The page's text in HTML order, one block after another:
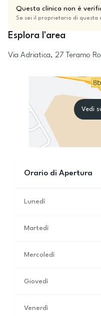
Questa clinica non è
Se sei il proprietario di questa
Esplora l'area
Via Adriatica, 27 Teramo
Vedi
Orario di Apertura
Lunedì
Martedì
Mercoledì
Giovedì
Venerdì